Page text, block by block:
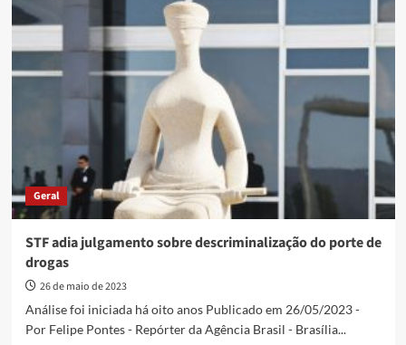
Geral
STF adia julgamento sobre descriminalização do porte de
drogas
26 de maio de 2023
Análise foi iniciada há oito anos Publicado em 26/05/2023 -
Por Felipe Pontes - Repórter da Agência Brasil - Brasília...